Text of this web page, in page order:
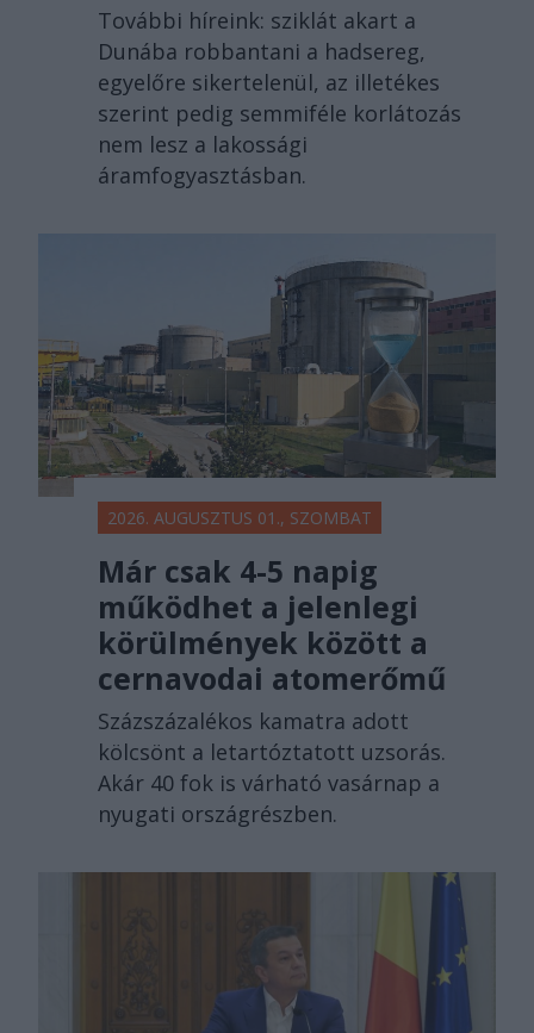
További híreink: sziklát akart a
Dunába robbantani a hadsereg,
egyelőre sikertelenül, az illetékes
szerint pedig semmiféle korlátozás
nem lesz a lakossági
áramfogyasztásban.
2026. AUGUSZTUS 01., SZOMBAT
Már csak 4-5 napig
működhet a jelenlegi
körülmények között a
cernavodai atomerőmű
Százszázalékos kamatra adott
kölcsönt a letartóztatott uzsorás.
Akár 40 fok is várható vasárnap a
nyugati országrészben.